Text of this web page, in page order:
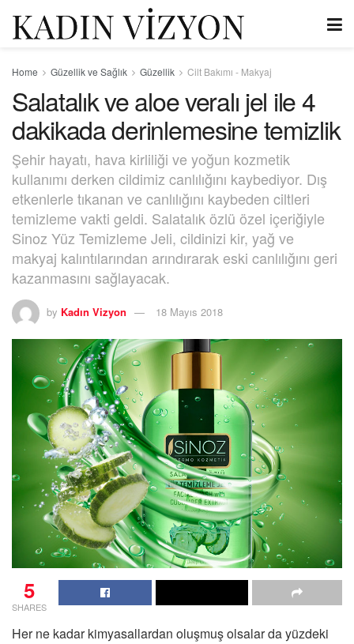
Home Güzellik ve Sağlık Güzellik Cilt Bakımı - Makyaj
Salatalık ve aloe veralı jel ile 4
dakikada derinlemesine temizlik
Şehir hayatı, hava kirliliği ve yoğun kozmetik
kullanımı derken cildimiz canlılığını kaybediyor. Dış
etkenlerle tıkanan ve canlılığını kaybeden ciltleri
temizleme vakti geldi. Salatalık özlü özel içeriğiyle
Sinoz Yüz Temizleme Jeli, cildinizi kir, yağ ve
makyaj kalıntılarından arındırarak eski canlılığını geri
kazanmasını sağlayacak.
by Kadın Vizyon 18 Mayıs 2018
5
SHARES
Her ne kadar kimyasallardan oluşmuş olsalar da yüzdeki